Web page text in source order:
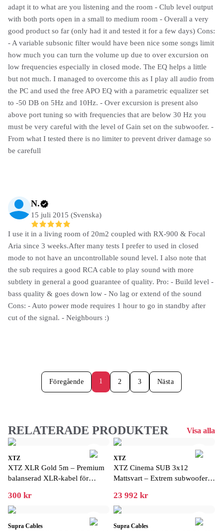
adapt it to what are you listening and the room - Club level output
with both ports open in a small to medium room - Overall a very
good product so far (only had it and tested it for a few days) Cons:
- A variable subsonic filter would have been nice some songs limit
how much you can turn the volume up due to over excursion on
low frequencies especially in closed mode. The EQ helps a little
but not much. I managed to overcome this as I play all audio from
the PC and used the free APO EQ with a parametric equalizer set
to -50 DB on 5Hz and 10Hz. - Over excursion is present also
above port tuning so with frequencies that are below 30 Hz you
must be very careful with the level of Gain set on the subwoofer. -
From what I tested there is no limiter to prevent driver damage so
be carefull
N.
15 juli 2015 (Svenska)
I use it in a living room of 20m2 coupled with RX-900 & Focal
Aria since 3 weeks.After many tests I prefer to used in closed
mode to not have an uncontrollable sound level. I also note that
the sub requires a good RCA cable to play sound with more
subtlety in general a good guarantee of quality. Pro: - Build level -
bass quality & goes down low - No lag or extend of the sound
Cons: - Auto power mode requires 1 hour to go in standby after
cut of the signal. - Neighbours :)
Föregående 1 2 3 Nästa
RELATERADE PRODUKTER Visa alla
XTZ
XTZ XLR Gold 5m – Premium
balanserad XLR-kabel för
300 kr
XTZ
XTZ Cinema SUB 3x12
Mattsvart – Extrem subwoofer
23 992 kr
Supra Cables Supra Cables